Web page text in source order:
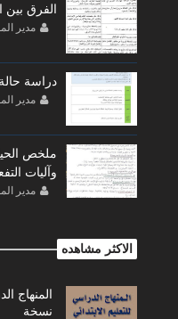
الفرق بين
مدير
دراسة
مدير
ملخص
وآليات
مدير
الاكثر مشاهده
نسخة